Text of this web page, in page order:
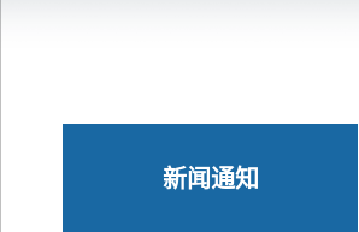
新闻通知